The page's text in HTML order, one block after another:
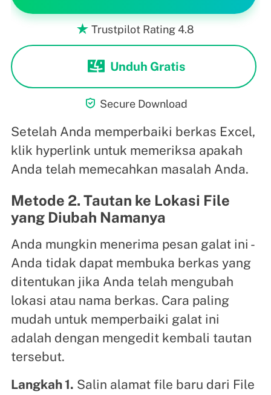
 Trustpilot Rating 4.8
Unduh Gratis
 Secure Download
Setelah Anda memperbaiki berkas Excel,
klik hyperlink untuk memeriksa apakah
Anda telah memecahkan masalah Anda.
Metode 2. Tautan ke Lokasi File
yang Diubah Namanya
Anda mungkin menerima pesan galat ini -
Anda tidak dapat membuka berkas yang
ditentukan jika Anda telah mengubah
lokasi atau nama berkas. Cara paling
mudah untuk memperbaiki galat ini
adalah dengan mengedit kembali tautan
tersebut.
Langkah 1. Salin alamat file baru dari File